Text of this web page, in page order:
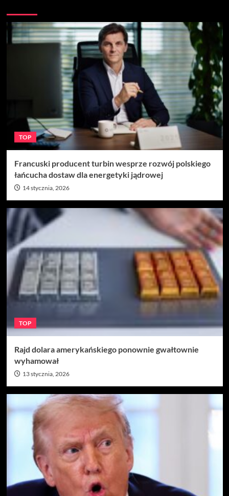
TOP
Francuski producent turbin wesprze rozwój polskiego
łańcucha dostaw dla energetyki jądrowej
14 stycznia, 2026
TOP
Rajd dolara amerykańskiego ponownie gwałtownie
wyhamował
13 stycznia, 2026